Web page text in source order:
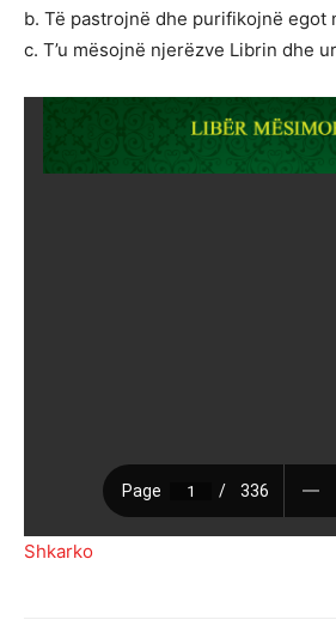
b. Të pastrojnë dhe purifikojnë egot
c. T’u mësojnë njerëzve Librin dhe
Shkarko